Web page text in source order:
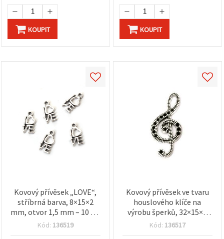
KOUPIT KOUPIT
Kovový přívěsek „LOVE“,
stříbrná barva, 8×15×2
mm, otvor 1,5 mm – 10 ks,
pro výrobu šperků
Kód: 136519
Kovový přívěsek ve tvaru
houslového klíče na
výrobu šperků, 32×15×2
mm, otvor 2×6 mm, barva
Kód: 136517